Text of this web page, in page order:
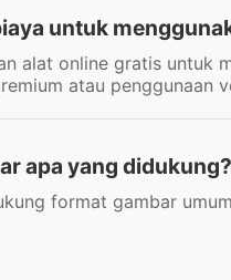
untuk
alat online gratis untuk
atau penggunaan
apa yang didukung?
format gambar